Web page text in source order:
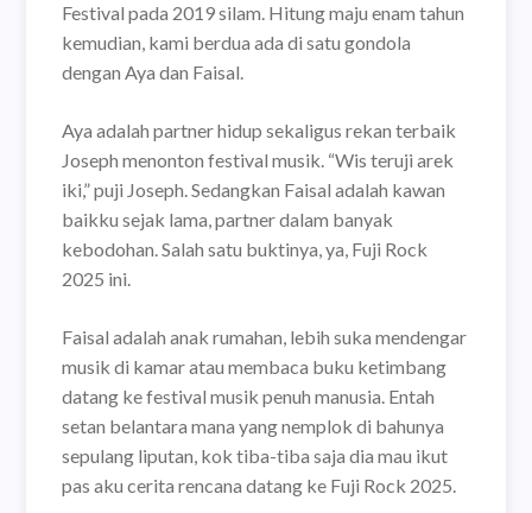
Festival pada 2019 silam. Hitung maju enam tahun
kemudian, kami berdua ada di satu gondola
dengan Aya dan Faisal.
Aya adalah partner hidup sekaligus rekan terbaik
Joseph menonton festival musik. “Wis teruji arek
iki,” puji Joseph.Sedangkan Faisal adalah kawan
baikku sejak lama, partner dalam banyak
kebodohan. Salah satu buktinya, ya, Fuji Rock
2025 ini.
Faisal adalah anak rumahan, lebih suka mendengar
musik di kamar atau membaca buku ketimbang
datang ke festival musik penuh manusia. Entah
setan belantara mana yang nemplok di bahunya
sepulang liputan, kok tiba-tiba saja dia mau ikut
pas aku cerita rencana datang ke Fuji Rock 2025.